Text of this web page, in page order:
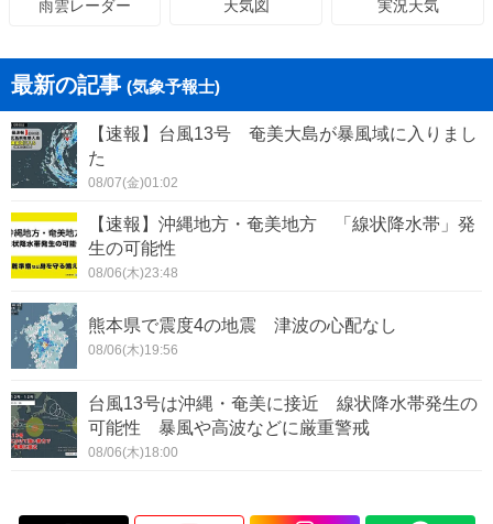
雨雲レーダー 天気図 実況天気
最新の記事 (気象予報士)
【速報】台風13号 奄美大島が暴風域に入りまし
た
08/07(金)01:02
【速報】沖縄地方・奄美地方 「線状降水帯」発
生の可能性
08/06(木)23:48
熊本県で震度4の地震 津波の心配なし
08/06(木)19:56
台風13号は沖縄・奄美に接近 線状降水帯発生の
可能性 暴風や高波などに厳重警戒
08/06(木)18:00